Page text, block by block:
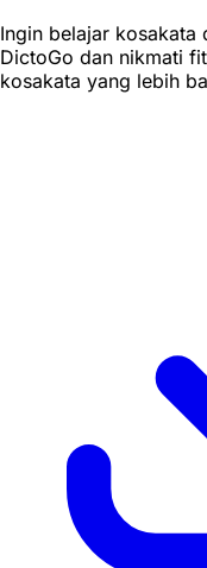
Ingin belajar kosakata
DictoGo dan nikmati
kosakata yang lebih